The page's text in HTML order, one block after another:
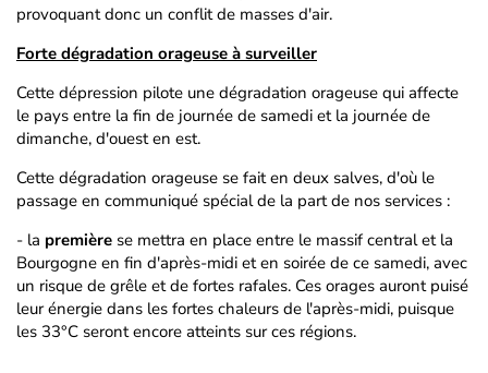
provoquant donc un conflit de masses d'air.
Forte dégradation orageuse à surveiller
Cette dépression pilote une dégradation orageuse qui affecte
le pays entre la fin de journée de samedi et la journée de
dimanche, d'ouest en est.
Cette dégradation orageuse se fait en deux salves, d'où le
passage en communiqué spécial de la part de nos services :
- la première se mettra en place entre le massif central et la
Bourgogne en fin d'après-midi et en soirée de ce samedi, avec
un risque de grêle et de fortes rafales. Ces orages auront puisé
leur énergie dans les fortes chaleurs de l'après-midi, puisque
les 33°C seront encore atteints sur ces régions.